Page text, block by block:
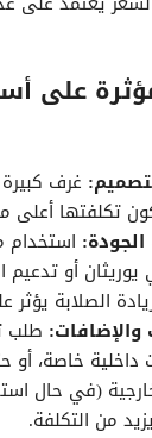
على
غرف
تكلفتها
استخدام
أو تدعيم
الصلابة
والإضافات: طلب
داخلية خاصة،
(في حال
من التكلفة.